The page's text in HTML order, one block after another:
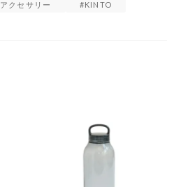
アクセサリー KINTO